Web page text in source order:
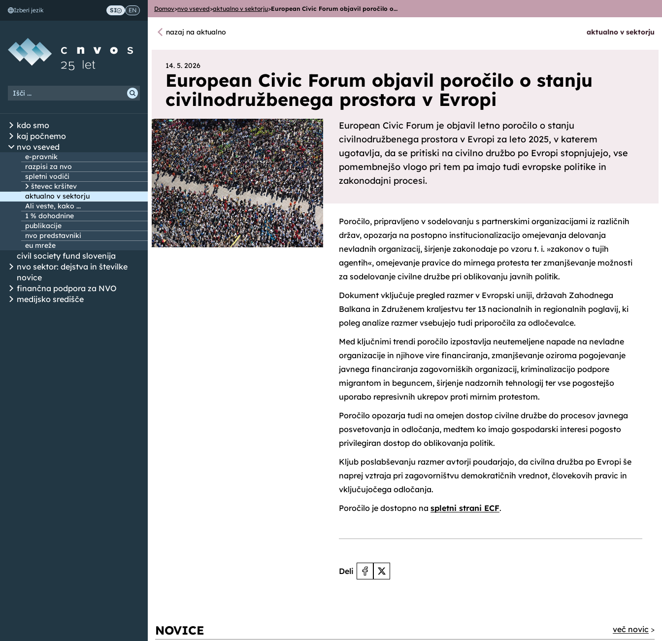
Skoči na vsebino
Izberi jezik SI EN
kdo smo
kaj počnemo
nvo vseved
e-pravnik
razpisi za nvo
spletni vodiči
števec kršitev
aktualno v sektorju
Ali veste, kako ...
1 % dohodnine
publikacije
nvo predstavniki
eu mreže
civil society fund slovenija
nvo sektor: dejstva in številke
novice
finančna podpora za NVO
medijsko središče
Domov>nvo vseved>aktualno v sektorju>European Civic Forum objavil poročilo o…
nazaj na aktualno aktualno v sektorju
14. 5. 2026
European Civic Forum objavil poročilo o stanju
civilnodružbenega prostora v Evropi
European Civic Forum je objavil letno poročilo o stanju
civilnodružbenega prostora v Evropi za leto 2025, v katerem
ugotavlja, da se pritiski na civilno družbo po Evropi stopnjujejo, vse
pomembnejšo vlogo pri tem pa imajo tudi evropske politike in
zakonodajni procesi.
Poročilo, pripravljeno v sodelovanju s partnerskimi organizacijami iz različnih
držav, opozarja na postopno institucionalizacijo omejevanja delovanja
nevladnih organizacij, širjenje zakonodaje po vzoru t. i. »zakonov o tujih
agentih«, omejevanje pravice do mirnega protesta ter zmanjševanje možnosti
za sodelovanje civilne družbe pri oblikovanju javnih politik.
Dokument vključuje pregled razmer v Evropski uniji, državah Zahodnega
Balkana in Združenem kraljestvu ter 13 nacionalnih in regionalnih poglavij, ki
poleg analize razmer vsebujejo tudi priporočila za odločevalce.
Med ključnimi trendi poročilo izpostavlja neutemeljene napade na nevladne
organizacije in njihove vire financiranja, zmanjševanje oziroma pogojevanje
javnega financiranja zagovorniških organizacij, kriminalizacijo podpore
migrantom in beguncem, širjenje nadzornih tehnologij ter vse pogostejšo
uporabo represivnih ukrepov proti mirnim protestom.
Poročilo opozarja tudi na omejen dostop civilne družbe do procesov javnega
posvetovanja in odločanja, medtem ko imajo gospodarski interesi pogosto
privilegiran dostop do oblikovanja politik.
Kljub poslabševanju razmer avtorji poudarjajo, da civilna družba po Evropi še
naprej vztraja pri zagovorništvu demokratičnih vrednot, človekovih pravic in
vključujočega odločanja.
Poročilo je dostopno na spletni strani ECF.
Deli
NOVICE več novic >